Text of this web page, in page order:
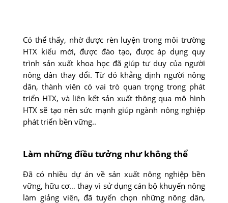
Có thể thấy, nhờ được rèn luyện trong môi trường
HTX kiểu mới, được đào tạo, được áp dụng quy
trình sản xuất khoa học đã giúp tư duy của người
nông dân thay đổi. Từ đó khẳng định người nông
dân, thành viên có vai trò quan trọng trong phát
triển HTX, và liên kết sản xuất thông qua mô hình
HTX sẽ tạo nên sức mạnh giúp ngành nông nghiệp
phát triển bền vững..
Làm những điều tưởng như không thể
Đã có nhiều dự án về sản xuất nông nghiệp bền
vững, hữu cơ… thay vì sử dụng cán bộ khuyến nông
làm giảng viên, đã tuyển chọn những nông dân,